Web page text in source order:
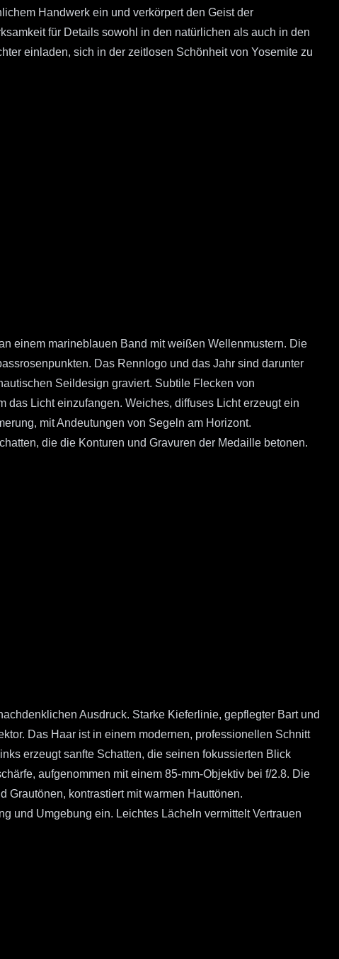
Handwerk ein und verkörpert den Geist der
für Details sowohl in den natürlichen als auch in den
einladen, sich in der zeitlosen Schönheit von Yosemite zu
einem marineblauen Band mit weißen Wellenmustern. Die
Das Rennlogo und das Jahr sind darunter
Seildesign graviert. Subtile Flecken von
Licht einzufangen. Weiches, diffuses Licht erzeugt ein
mit Andeutungen von Segeln am Horizont.
die die Konturen und Gravuren der Medaille betonen.
Ausdruck. Starke Kieferlinie, gepflegter Bart und
Das Haar ist in einem modernen, professionellen Schnitt
erzeugt sanfte Schatten, die seinen fokussierten Blick
aufgenommen mit einem 85-mm-Objektiv bei f/2.8. Die
Grautönen, kontrastiert mit warmen Hauttönen.
und Umgebung ein. Leichtes Lächeln vermittelt Vertrauen